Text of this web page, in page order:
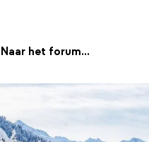
Naar het forum...